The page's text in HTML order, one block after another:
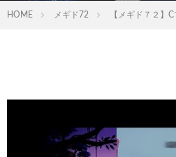
HOME メギド72 【メギド７２】